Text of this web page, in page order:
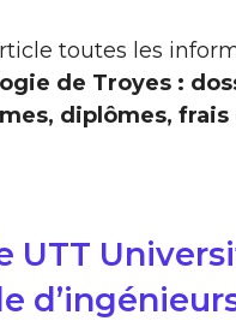
toutes les
de Troyes :
diplômes,
UTT